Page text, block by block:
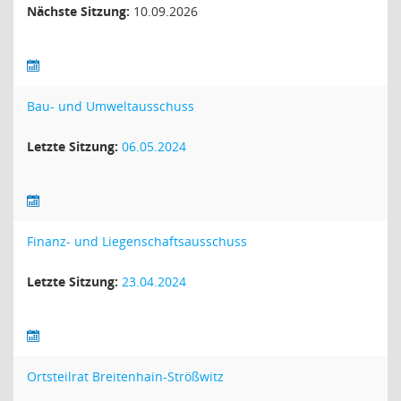
Nächste Sitzung: 10.09.2026
Bau- und Umweltausschuss
Letzte Sitzung: 06.05.2024
Finanz- und Liegenschaftsausschuss
Letzte Sitzung: 23.04.2024
Ortsteilrat Breitenhain-Strößwitz